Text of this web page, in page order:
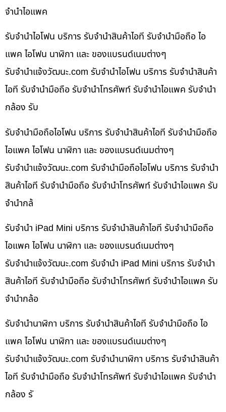
จำนำไอแพค
รับจำนำไอโฟน บริการ รับจำนำสินค้าไอที รับจำนำมือถือ ไอ
แพค ไอโฟน นาฬิกา และ ของแบรนด์เนมต่างๆ
รับจํานําแจ้งวัฒนะ.com รับจำนำไอโฟน บริการ รับจำนำสินค้า
ไอที รับจำนำมือถือ รับจำนำโทรศัพท์ รับจำนำไอแพค รับจำนำ
กล้อง รับ
รับจำนำมือถือไอโฟน บริการ รับจำนำสินค้าไอที รับจำนำมือถือ
ไอแพค ไอโฟน นาฬิกา และ ของแบรนด์เนมต่างๆ
รับจํานําแจ้งวัฒนะ.com รับจำนำมือถือไอโฟน บริการ รับจำนำ
สินค้าไอที รับจำนำมือถือ รับจำนำโทรศัพท์ รับจำนำไอแพค รับ
จำนำกล้
รับจำนำ iPad Mini บริการ รับจำนำสินค้าไอที รับจำนำมือถือ
ไอแพค ไอโฟน นาฬิกา และ ของแบรนด์เนมต่างๆ
รับจํานําแจ้งวัฒนะ.com รับจำนำ iPad Mini บริการ รับจำนำ
สินค้าไอที รับจำนำมือถือ รับจำนำโทรศัพท์ รับจำนำไอแพค รับ
จำนำกล้อ
รับจำนำนาฬิกา บริการ รับจำนำสินค้าไอที รับจำนำมือถือ ไอ
แพค ไอโฟน นาฬิกา และ ของแบรนด์เนมต่างๆ
รับจํานําแจ้งวัฒนะ.com รับจำนำนาฬิกา บริการ รับจำนำสินค้า
ไอที รับจำนำมือถือ รับจำนำโทรศัพท์ รับจำนำไอแพค รับจำนำ
กล้อง รั